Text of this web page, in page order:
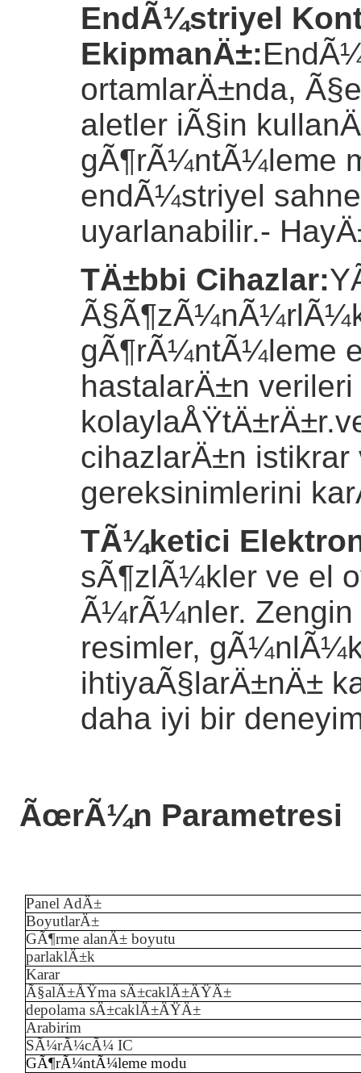
EndÃ¼striyel
EkipmanÄ±:
ortamlarÄ±nda,
aletler iÃ§in
gÃ¶rÃ¼ntÃ¼leme
endÃ¼striyel
uyarlanabilir.-
TÄ±bbi Cihazlar:
gÃ¶rÃ¼ntÃ¼leme
hastalarÄ±n
cihazlarÄ±n
gereksinimlerini
TÃ¼ketici
sÃ¶zlÃ¼kler ve el
Ã¼rÃ¼nler. Zengin
resimler,
ihtiyaÃ§larÄ±nÄ±
daha iyi bir
ÃœrÃ¼n Parametresi
Panel AdÄ±
BoyutlarÄ±
GÃ¶rme alanÄ± boyutu
parlaklÄ±k
Karar
Ã§alÄ±ÅŸma sÄ±caklÄ±ÄŸÄ±
depolama sÄ±caklÄ±ÄŸÄ±
Arabirim
SÃ¼rÃ¼cÃ¼ IC
GÃ¶rÃ¼ntÃ¼leme modu